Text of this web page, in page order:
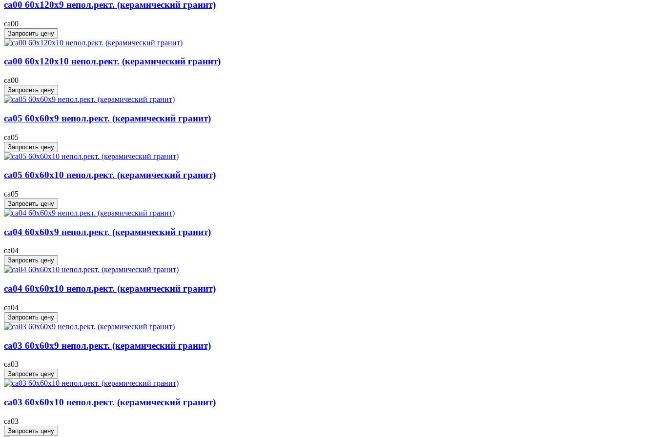
ca00 60x120x9 непол.рект. (керамический гранит)
ca00
Запросить цену
ca00 60x120x10 непол.рект. (керамический гранит)
ca00
Запросить цену
ca05 60x60x9 непол.рект. (керамический гранит)
ca05
Запросить цену
ca05 60x60x10 непол.рект. (керамический гранит)
ca05
Запросить цену
ca04 60x60x9 непол.рект. (керамический гранит)
ca04
Запросить цену
ca04 60x60x10 непол.рект. (керамический гранит)
ca04
Запросить цену
ca03 60x60x9 непол.рект. (керамический гранит)
ca03
Запросить цену
ca03 60x60x10 непол.рект. (керамический гранит)
ca03
Запросить цену